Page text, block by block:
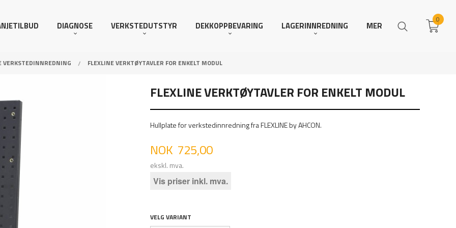
DIAGNOSE VERKSTEDUTSTYR DEKKOPPBEVARING LAGERINNREDNING MER
0
VERKSTEDINNREDNING FLEXLINE VERKTØYTAVLER FOR ENKELT MODUL
FLEXLINE VERKTØYTAVLER FOR ENKELT MODUL
Hullplate for verkstedinnredning fra FLEXLINE by AHCON.
Pris
NOK 725,00
ekskl. mva.
Vis priser inkl. mva.
VELG VARIANT